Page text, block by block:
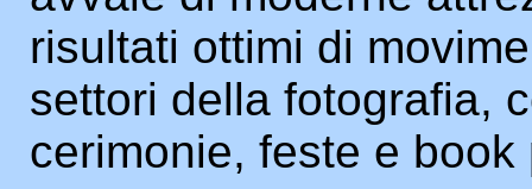
risultati ottimi di
settori della fotografia,
cerimonie, feste e book